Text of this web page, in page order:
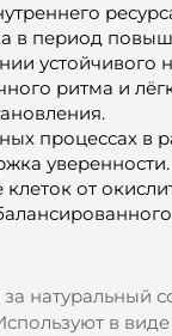
в период
устойчивого
ритма и
процессах в
уверенности.
от
натуральный
в